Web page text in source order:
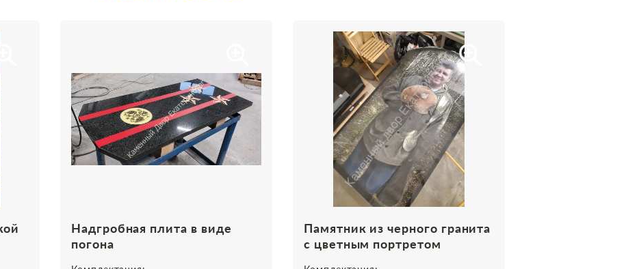
Надгробная плита в виде
погона
Памятник из черного гранита
с цветным портретом